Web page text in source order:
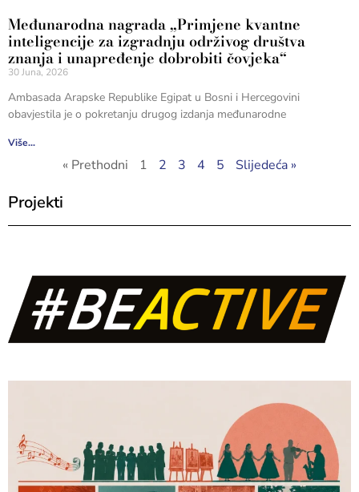
Međunarodna nagrada „Primjene kvantne
inteligencije za izgradnju održivog društva
znanja i unapređenje dobrobiti čovjeka“
30 Juna, 2026
Ambasada Arapske Republike Egipat u Bosni i Hercegovini
obavjestila je o pokretanju drugog izdanja međunarodne
Više...
« Prethodni 1 2 3 4 5 Slijedeća »
Projekti